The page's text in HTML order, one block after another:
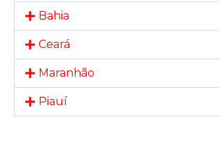
Bahia
Ceará
Maranhão
Piauí